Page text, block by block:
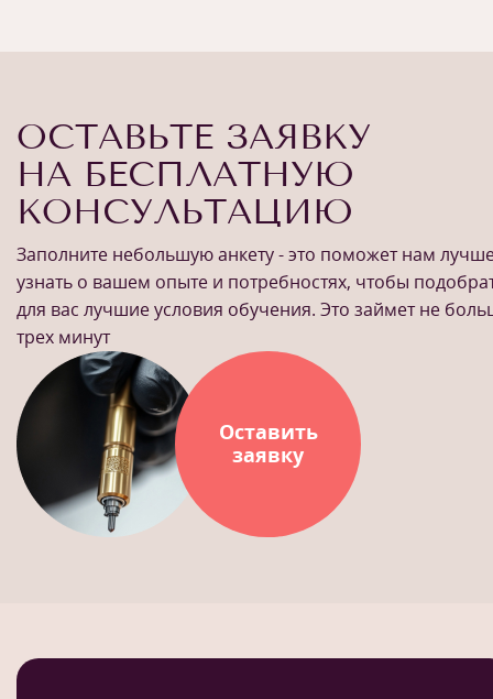
ОСТАВЬТЕ ЗАЯВКУ
НА БЕСПЛАТНУЮ
КОНСУЛЬТАЦИЮ
Заполните небольшую анкету - это поможет нам
узнать о вашем опыте и потребностях, чтобы
для вас лучшие условия обучения. Это займет не
трех минут
Оставить
заявку